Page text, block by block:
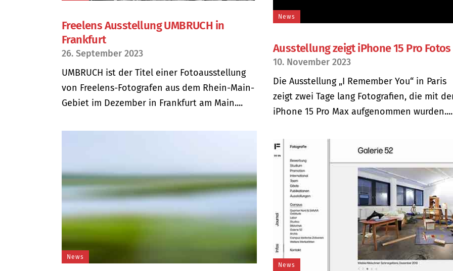
News
Ausstellung zeigt iPhone 15 Pro Fotos
10. November 2023
Die Ausstellung „I Remember You“ in Paris
zeigt zwei Tage lang Fotografien, die mit
iPhone 15 Pro Max aufgenommen wurden....
Freelens Ausstellung UMBRUCH in
Frankfurt
26. September 2023
UMBRUCH ist der Titel einer Fotoausstellung
von Freelens-Fotografen aus dem Rhein-Main-
Gebiet im Dezember in Frankfurt am Main....
News
News